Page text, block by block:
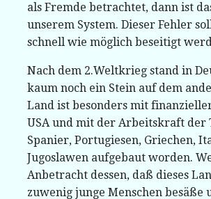
als Fremde betrachtet, dann ist
unserem System. Dieser Fehler
schnell wie möglich beseitigt
Nach dem 2.Weltkrieg stand in
kaum noch ein Stein auf dem
Land ist besonders mit
USA und mit der Arbeitskraft der
Spanier, Portugiesen, Griechen,
Jugoslawen aufgebaut worden.
Anbetracht dessen, daß dieses
zuwenig junge Menschen besäße